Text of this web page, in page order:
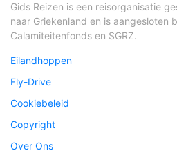
Gids Reizen is een reisorganisatie
naar Griekenland en is aangesloten
Calamiteitenfonds en SGRZ.
Eilandhoppen
Fly-Drive
Cookiebeleid
Copyright
Over Ons